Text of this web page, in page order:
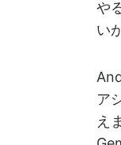
や
い
ア
え